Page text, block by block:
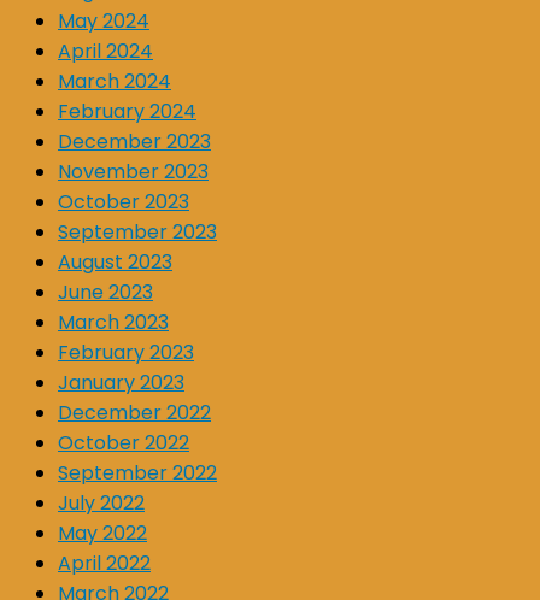
May 2024
April 2024
March 2024
February 2024
December 2023
November 2023
October 2023
September 2023
August 2023
June 2023
March 2023
February 2023
January 2023
December 2022
October 2022
September 2022
July 2022
May 2022
April 2022
March 2022